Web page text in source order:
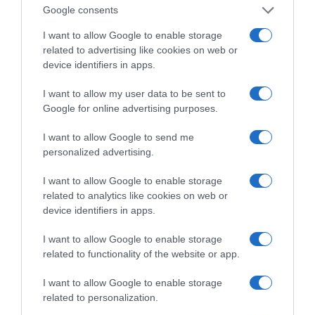
Google consents
I want to allow Google to enable storage
related to advertising like cookies on web or
device identifiers in apps.
I want to allow my user data to be sent to
Google for online advertising purposes.
I want to allow Google to send me
personalized advertising.
I want to allow Google to enable storage
related to analytics like cookies on web or
device identifiers in apps.
I want to allow Google to enable storage
related to functionality of the website or app.
I want to allow Google to enable storage
related to personalization.
της Ζωής μας
Οι άνθρωποι, οι αυθεντικές ιστορίες,
το ελληνικό καλοκαίρι και ένας
πολιτισμός που μας ενώνει κάθε μέρα.
ΌΣΑ ΧΡΕΙΆΖΕΣΑΙ
ΓΙΑ ΤΟ ΚΑΛΟΚΑΊΡΙ ΣΟΥ →